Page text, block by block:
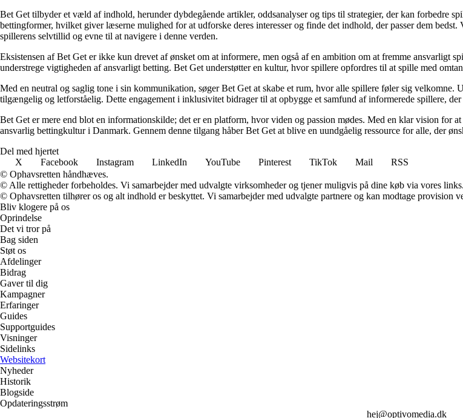
Bet Get tilbyder et væld af indhold, herunder dybdegående artikler, oddsanalyser og tips til strategier, der kan forbedre
bettingformer, hvilket giver læserne mulighed for at udforske deres interesser og finde det indhold, der passer dem
spillerens selvtillid og evne til at navigere i denne verden.
Eksistensen af Bet Get er ikke kun drevet af ønsket om at informere, men også af en ambition om at fremme
understrege vigtigheden af ansvarligt betting. Bet Get understøtter en kultur, hvor spillere opfordres til at spille med
Med en neutral og saglig tone i sin kommunikation, søger Bet Get at skabe et rum, hvor alle spillere føler sig velkomne.
tilgængelig og letforståelig. Dette engagement i inklusivitet bidrager til at opbygge et samfund af informerede spillere,
Bet Get er mere end blot en informationskilde; det er en platform, hvor viden og passion mødes. Med en klar vision for
ansvarlig bettingkultur i Danmark. Gennem denne tilgang håber Bet Get at blive en uundgåelig ressource for alle, der
Del med hjertet
X
Facebook Instagram LinkedIn YouTube Pinterest TikTok Mail
RSS
© Ophavsretten håndhæves.
© Alle rettigheder forbeholdes. Vi samarbejder med udvalgte virksomheder og tjener muligvis på dine køb via vores links.
© Ophavsretten tilhører os og alt indhold er beskyttet. Vi samarbejder med udvalgte partnere og kan modtage
Bliv klogere på os
Oprindelse
Det vi tror på
Bag siden
Støt os
Afdelinger
Bidrag
Gaver til dig
Kampagner
Erfaringer
Guides
Supportguides
Visninger
Sidelinks
Websitekort
Nyheder
Historik
Blogside
Opdateringsstrøm
hej@optivomedia.dk